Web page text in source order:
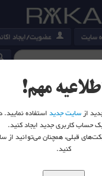
سایت عضویت/ایجاد
کارت خرید
به سایت
مهم!
ازسایت جدیداستفاده
حساب کاربری جدید ایجاد کنید.
قبلی، همچنان می‌توانید از
کنید.